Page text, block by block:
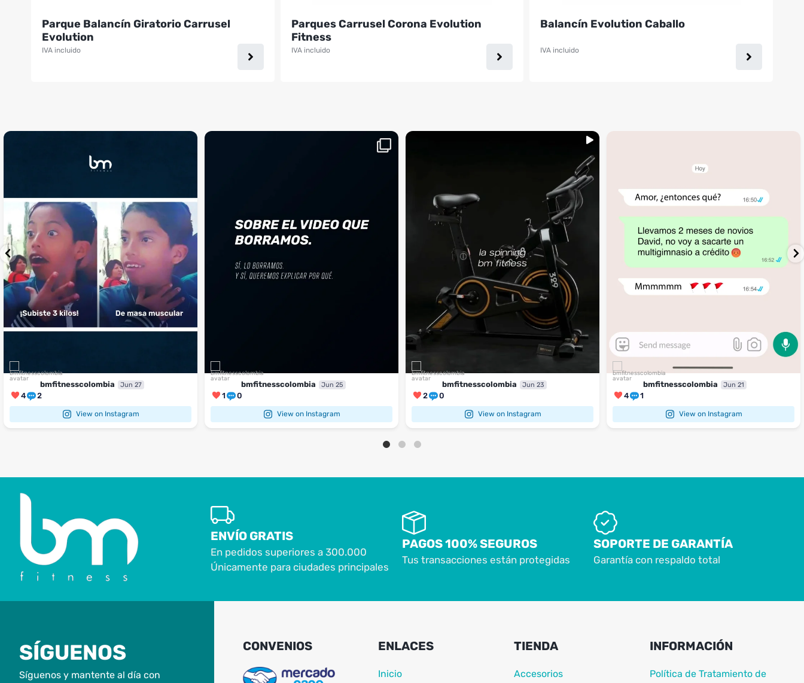
Parque Balancín Giratorio Carrusel
Evolution
IVA incluido
Parques Carrusel Corona Evolution
Fitness
IVA incluido
Balancín Evolution Caballo
IVA incluido
bmfitnesscolombia Jun 27
4 2
View on Instagram
bmfitnesscolombia Jun 25
1 0
View on Instagram
bmfitnesscolombia Jun 23
2 0
View on Instagram
bmfitnesscolombia Jun 21
4 1
View on Instagram
ENVÍO GRATIS
En pedidos superiores a 300.000
Únicamente para ciudades principales
PAGOS 100% SEGUROS
Tus transacciones están protegidas
SOPORTE DE GARANTÍA
Garantía con respaldo total
SÍGUENOS
Síguenos y mantente al día con
CONVENIOS ENLACES
Inicio
TIENDA
Accesorios
INFORMACIÓN
Política de Tratamiento de